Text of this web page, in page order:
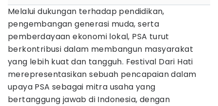
Melalui dukungan terhadap pendidikan,
pengembangan generasi muda, serta
pemberdayaan ekonomi lokal, PSA turut
berkontribusi dalam membangun masyarakat
yang lebih kuat dan tangguh. Festival Dari Hati
merepresentasikan sebuah pencapaian dalam
upaya PSA sebagai mitra usaha yang
bertanggung jawab di Indonesia, dengan